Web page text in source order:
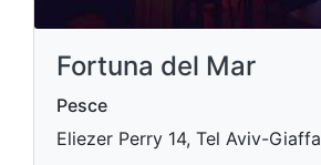
Fortuna del Mar
Pesce
Eliezer Perry 14, Tel Aviv-Giaffa